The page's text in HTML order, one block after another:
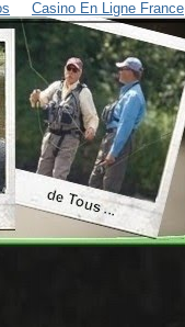
Casino En Ligne France